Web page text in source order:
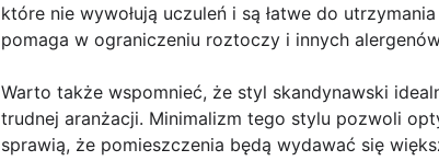
które nie wywołują uczuleń i są łatwe do
pomaga w ograniczeniu roztoczy i innych
Warto także wspomnieć, że styl skandynawski
trudnej aranżacji. Minimalizm tego stylu pozwoli
sprawią, że pomieszczenia będą wydawać się